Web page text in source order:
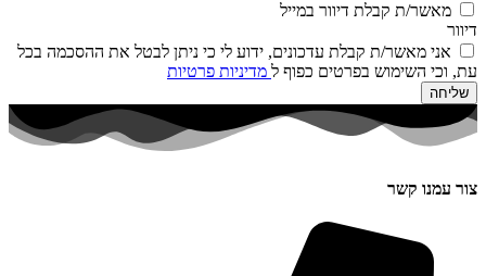
מאשר/ת קבלת דיוור במייל
דיוור
אני מאשר/ת קבלת עדכונים, ידוע לי כי ניתן לבטל את ההסכמה בכל
עת, וכי השימוש בפרטים כפוף ל מדיניות פרטיות
שליחה
צור עמנו קשר